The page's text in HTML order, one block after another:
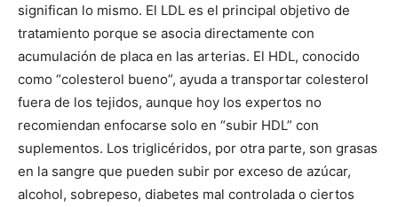
significan lo mismo. El LDL es el principal objetivo de
tratamiento porque se asocia directamente con
acumulación de placa en las arterias. El HDL, conocido
como “colesterol bueno”, ayuda a transportar colesterol
fuera de los tejidos, aunque hoy los expertos no
recomiendan enfocarse solo en “subir HDL” con
suplementos. Los triglicéridos, por otra parte, son grasas
en la sangre que pueden subir por exceso de azúcar,
alcohol, sobrepeso, diabetes mal controlada o ciertos